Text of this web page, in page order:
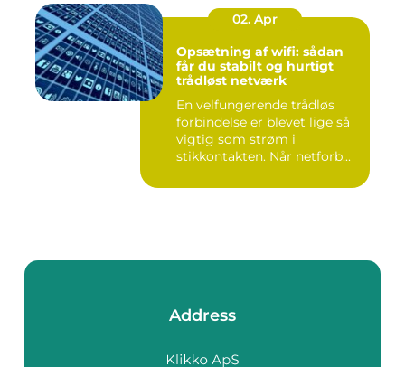
02. Apr
Opsætning af wifi: sådan
får du stabilt og hurtigt
trådløst netværk
En velfungerende trådløs
forbindelse er blevet lige så
vigtig som strøm i
stikkontakten. Når netforb...
Address